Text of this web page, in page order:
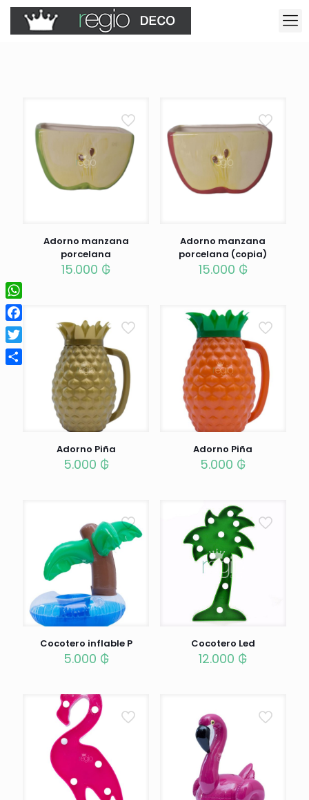
Adorno manzana
porcelana
15.000 ₲
Adorno manzana
porcelana (copia)
15.000 ₲
Adorno Piña
5.000 ₲
Adorno Piña
5.000 ₲
Cocotero inflable P
5.000 ₲
Cocotero Led
12.000 ₲
WhatsApp
Facebook
Twitter